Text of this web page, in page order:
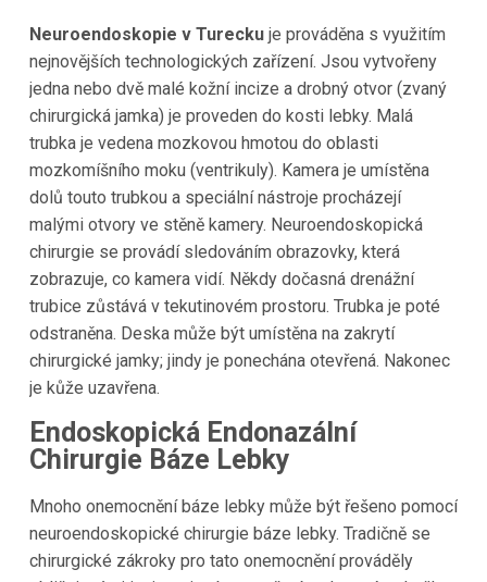
Neuroendoskopie v Tureckuje prováděna s využitím
nejnovějších technologických zařízení. Jsou vytvořeny
jedna nebo dvě malé kožní incize a drobný otvor (zvaný
chirurgická jamka) je proveden do kosti lebky. Malá
trubka je vedena mozkovou hmotou do oblasti
mozkomíšního moku (ventrikuly). Kamera je umístěna
dolů touto trubkou a speciální nástroje procházejí
malými otvory ve stěně kamery. Neuroendoskopická
chirurgie se provádí sledováním obrazovky, která
zobrazuje, co kamera vidí. Někdy dočasná drenážní
trubice zůstává v tekutinovém prostoru. Trubka je poté
odstraněna. Deska může být umístěna na zakrytí
chirurgické jamky; jindy je ponechána otevřená. Nakonec
je kůže uzavřena.
Endoskopická Endonazální
Chirurgie Báze Lebky
Mnoho onemocnění báze lebky může být řešeno pomocí
neuroendoskopické chirurgie báze lebky. Tradičně se
chirurgické zákroky pro tato onemocnění prováděly